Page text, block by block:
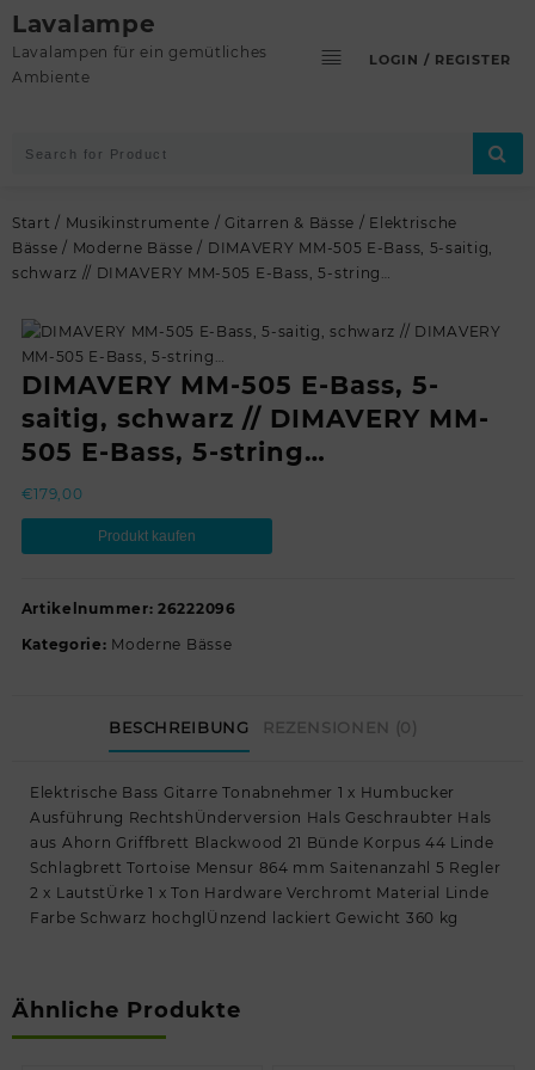
Skip
to
content
Lavalampe
Lavalampen für ein gemütliches
Ambiente
LOGIN / REGISTER
Start / Musikinstrumente / Gitarren & Bässe / Elektrische
Bässe / Moderne Bässe / DIMAVERY MM-505 E-Bass, 5-saitig,
schwarz // DIMAVERY MM-505 E-Bass, 5-string…
DIMAVERY MM-505 E-Bass, 5-
saitig, schwarz // DIMAVERY MM-
505 E-Bass, 5-string…
€179,00
Produkt kaufen
Artikelnummer: 26222096
Kategorie: Moderne Bässe
BESCHREIBUNG REZENSIONEN (0)
Elektrische Bass Gitarre Tonabnehmer 1 x Humbucker
Ausführung RechtshÜnderversion Hals Geschraubter Hals
aus Ahorn Griffbrett Blackwood 21 Bünde Korpus 44 Linde
Schlagbrett Tortoise Mensur 864 mm Saitenanzahl 5 Regler
2 x LautstÜrke 1 x Ton Hardware Verchromt Material Linde
Farbe Schwarz hochglÜnzend lackiert Gewicht 360 kg
Ähnliche Produkte